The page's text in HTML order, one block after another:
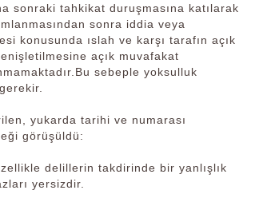
sonraki tahkikat duruşmasına katılarak
sonra iddia veya
konusunda ıslah ve karşı tarafın açık
açık muvafakat
sebeple yoksulluk
yukarda tarihi ve numarası
görüşüldü:
delillerin takdirinde bir yanlışlık
yersizdir.